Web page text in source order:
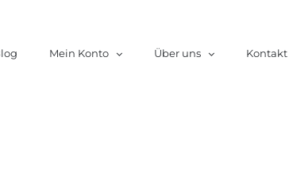
Mein Konto Über uns Kontakt